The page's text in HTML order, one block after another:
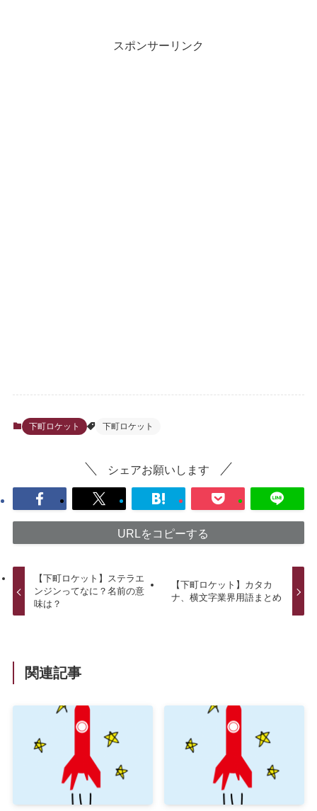
スポンサーリンク
下町ロケット 下町ロケット
シェアお願いします
URLをコピーする
【下町ロケット】ステラエ
ンジンってなに？名前の意
味は？
【下町ロケット】カタカ
ナ、横文字業界用語まとめ
関連記事